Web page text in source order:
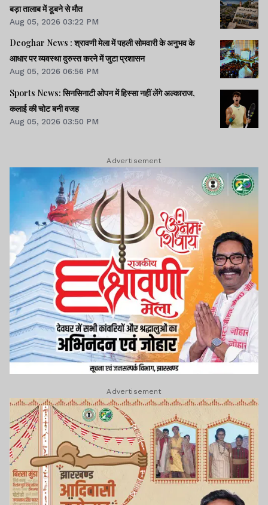
बड़ा तालाब में डूबने से मौत
Aug 05, 2026 03:22 PM
Deoghar News : श्रावणी मेला में पहली सोमवारी के अनुभव के
आधार पर व्यवस्था दुरुस्त करने में जुटा प्रशासन
Aug 05, 2026 06:56 PM
Sports News: सिनसिनाटी ओपन में हिस्सा नहीं लेंगे अल्काराज,
कलाई की चोट बनी वजह
Aug 05, 2026 03:50 PM
Advertisement
Advertisement